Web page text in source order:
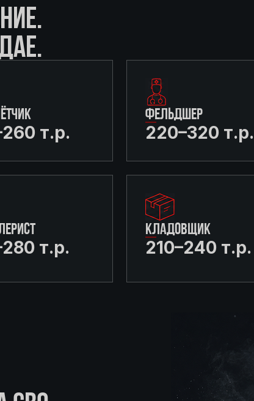
т.р.
ФЕЛЬДШЕР
220–320 т.р.
т.р.
КЛАДОВЩИК
210–240 т.р.